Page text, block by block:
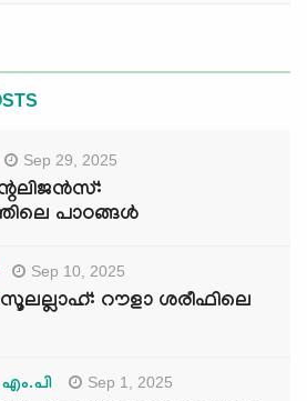
Sep 29, 2025
പാഠങ്ങൾ
Sep 10, 2025
റൗളാ ശരീഫിലെ
Sep 1, 2025